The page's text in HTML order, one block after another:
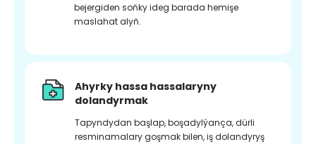
bejergiden soňky ideg barada hemişe
maslahat alyň.
Ahyrky hassa hassalaryny
dolandyrmak
Tapyndydan başlap, boşadylýança, dürli
resminamalary goşmak bilen, iş dolandyryş